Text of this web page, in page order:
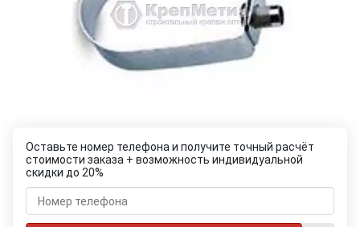
Оставьте номер телефона и получите точный расчёт
стоимости заказа + возможность индивидуальной
скидки до 20%